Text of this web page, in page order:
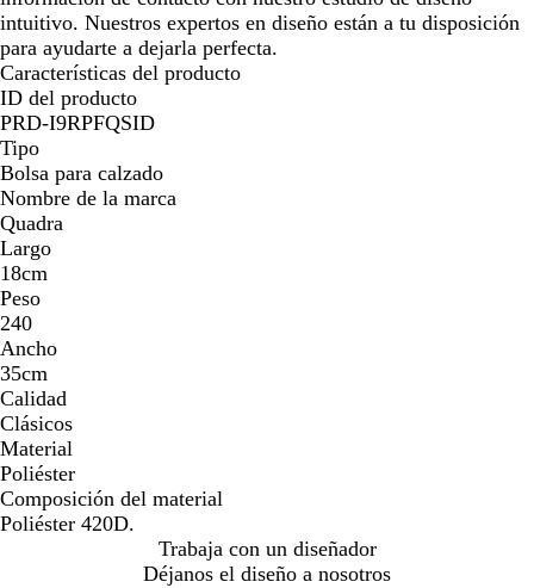
o
/
b
l
a
n
c
o
a
n
c
o
intuitivo. Nuestros expertos en diseño están a tu disposición
para ayudarte a dejarla perfecta.
Características del producto
ID del producto
PRD-I9RPFQSID
Tipo
Bolsa para calzado
Nombre de la marca
Quadra
Largo
18cm
Peso
240
Ancho
35cm
Calidad
Clásicos
Material
Poliéster
Composición del material
Poliéster 420D.
Trabaja con un diseñador
Déjanos el diseño a nosotros